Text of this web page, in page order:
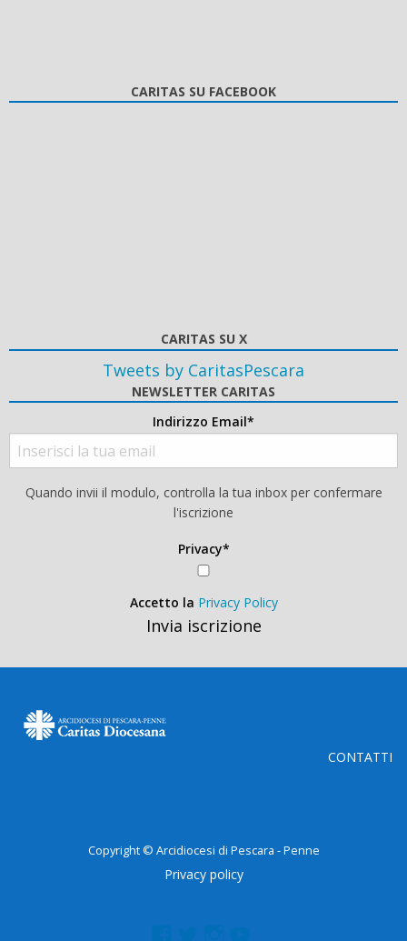
CARITAS SU FACEBOOK
CARITAS SU X
Tweets by CaritasPescara
NEWSLETTER CARITAS
Indirizzo Email*
Quando invii il modulo, controlla la tua inbox per confermare
l'iscrizione
Privacy*
Accetto la Privacy Policy
Invia iscrizione
CONTATTI
Copyright © Arcidiocesi di Pescara - Penne
Privacy policy